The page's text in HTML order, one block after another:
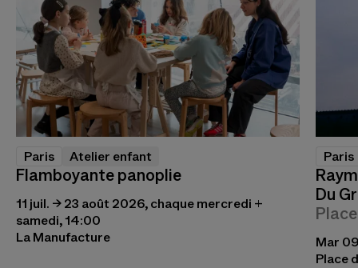
Paris Atelier enfant
Flamboyante panoplie
11 juil. → 23 août 2026, chaque mercredi +
samedi, 14:00
La Manufacture
Paris
Du
Mar
Place